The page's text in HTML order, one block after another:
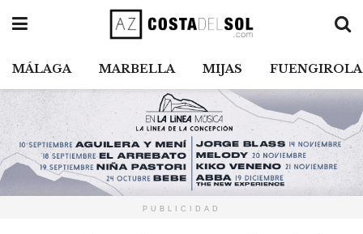
MÁLAGA MARBELLA MIJAS FUENGIROLA
PUBLICIDAD